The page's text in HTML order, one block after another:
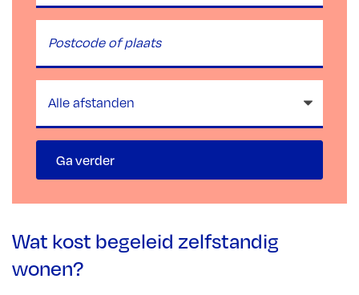
Ga verder
Wat kost begeleid zelfstandig
wonen?